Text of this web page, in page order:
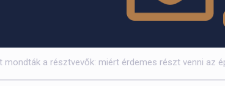
mondták a résztvevők: miért érdemes részt venni az